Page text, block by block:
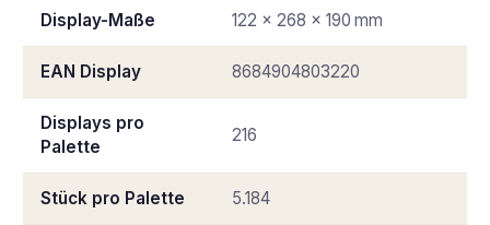
Display-Maße 122 × 268 × 190 mm
EAN Display 8684904803220
Displays pro
Palette
216
Stück pro Palette 5.184